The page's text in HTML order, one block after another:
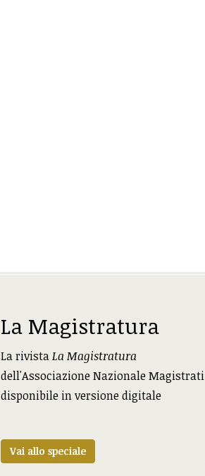
La Magistratura
La rivistaLa Magistratura
dell'Associazione Nazionale Magistrati
disponibile in versione digitale
Vai allo speciale